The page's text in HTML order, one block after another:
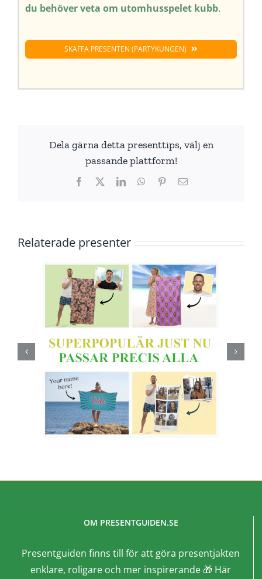
du behöver veta om utomhusspelet kubb.
SKAFFA PRESENTEN (PARTYKUNGEN)
Dela gärna detta presenttips, välj en
passande plattform!
Facebook LinkedInWhatsApp
Pinterest
E-
Relaterade presenter
OM PRESENTGUIDEN.SE
Presentguiden finns till för att göra presentjakten
enklare, roligare och mer inspirerande 🎁 Här